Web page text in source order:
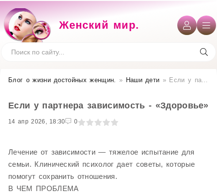
Женский мир.
Блог о жизни достойных женщин​. » Наши дети » Если у партнера зависимость - «Здоровье»
Если у партнера зависимость - «Здоровье»
14 апр 2026, 18:30 0
1 2 3 4 5
Лечение от зависимости — тяжелое испытание для
семьи. Клинический психолог дает советы, которые
помогут сохранить отношения.
В ЧЕМ ПРОБЛЕМА